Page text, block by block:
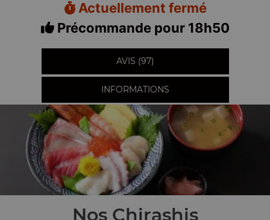
Actuellement fermé
Précommande pour 18h50
AVIS (97)
INFORMATIONS
Nos Chirashis